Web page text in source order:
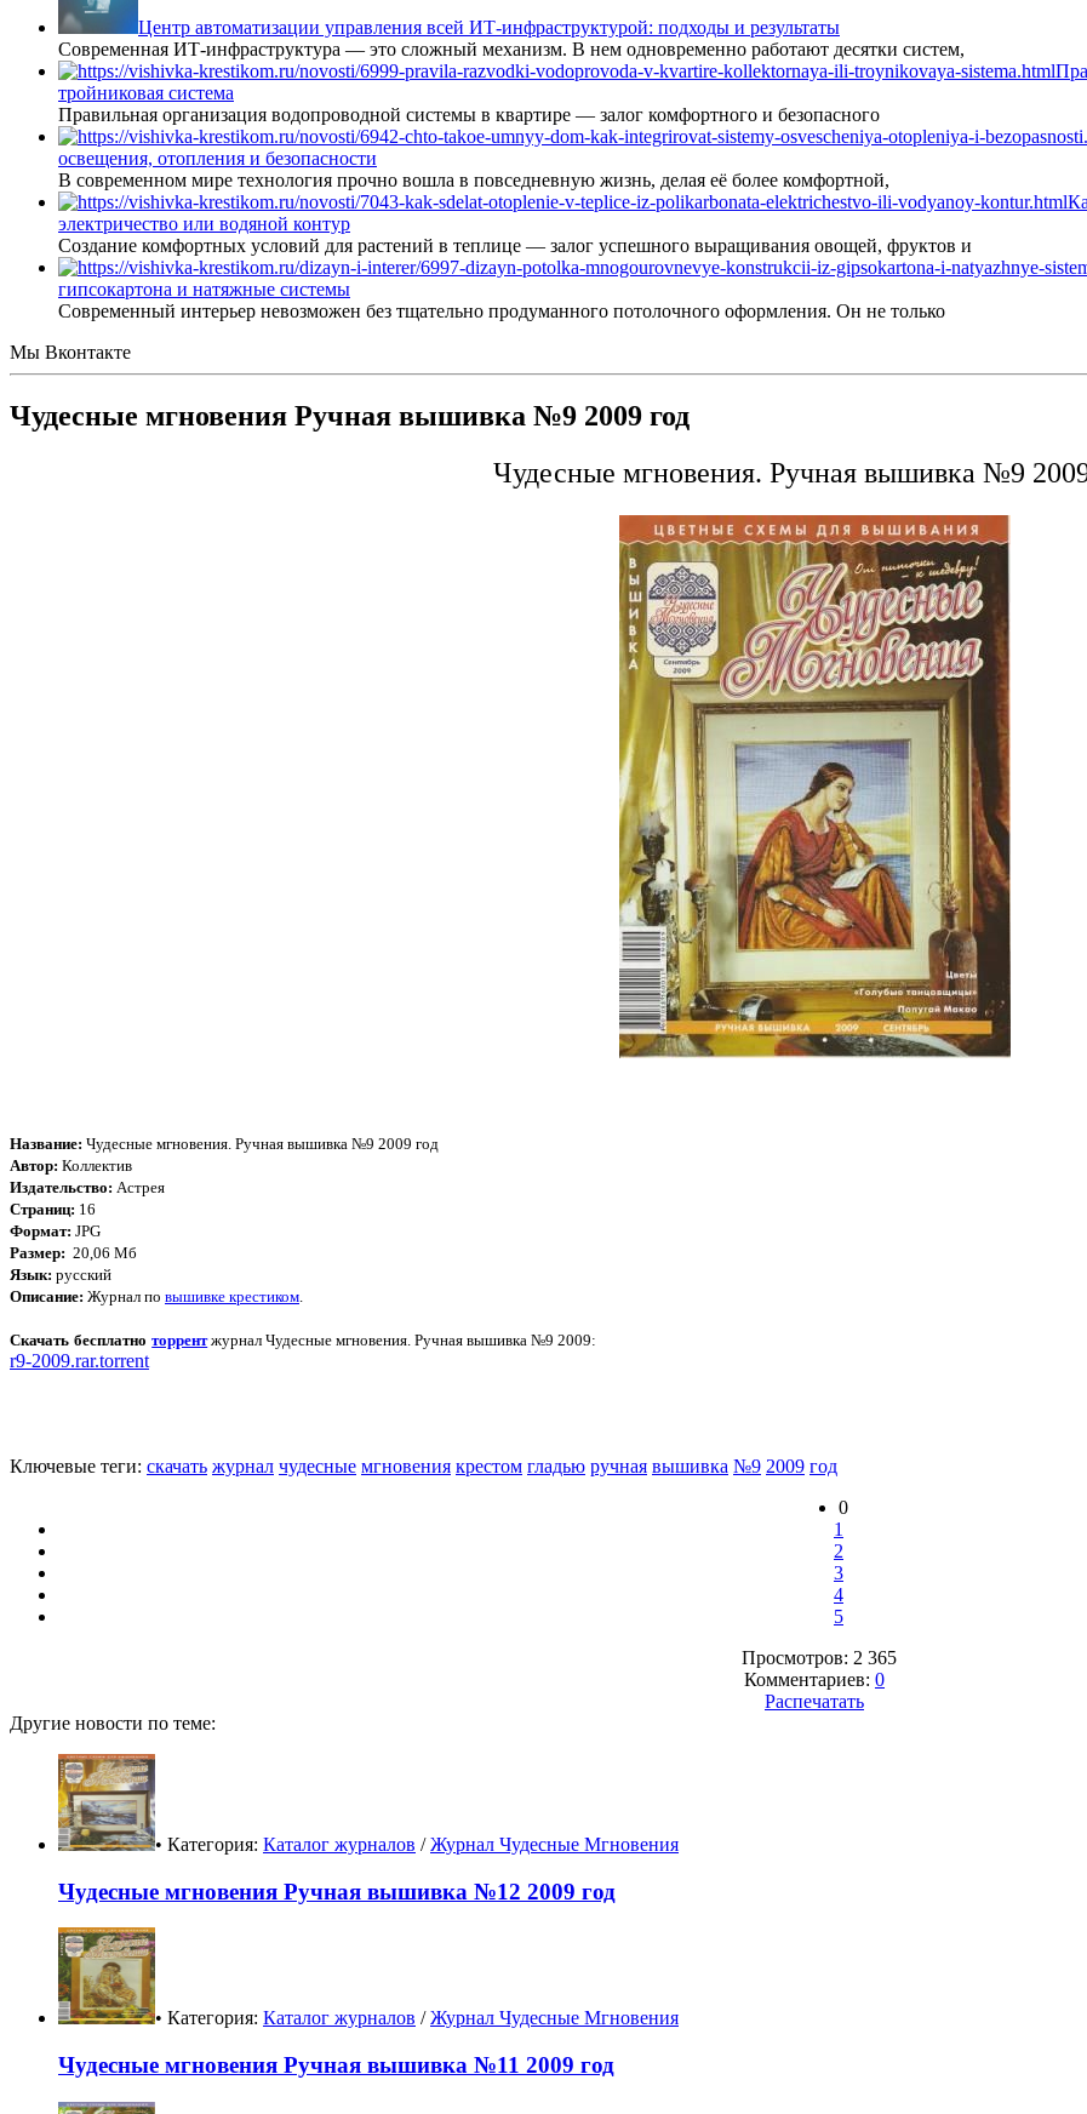
Центр автоматизации управления всей ИТ-инфраструктурой: подходы и результаты
Современная ИТ-инфраструктура — это сложный механизм. В нем одновременно работают десятки систем,
тройниковая система
Правильная организация водопроводной системы в квартире — залог комфортного и безопасного
освещения, отопления и безопасности
В современном мире технология прочно вошла в повседневную жизнь, делая её более комфортной,
электричество или водяной контур
Создание комфортных условий для растений в теплице — залог успешного выращивания овощей, фруктов и
гипсокартона и натяжные системы
Современный интерьер невозможен без тщательно продуманного потолочного оформления. Он не только
Мы Вконтакте
Чудесные мгновения Ручная вышивка №9 2009 год
Чудесные мгновения. Ручная вышивка №9
Название: Чудесные мгновения. Ручная вышивка №9 2009 год
Автор: Коллектив
Издательство: Астрея
Страниц: 16
Формат: JPG
Размер: 20,06 Мб
Язык: русский
Описание: Журнал по вышивке крестиком
Скачать бесплатноторрентжурнал Чудесные мгновения. Ручная вышивка №9 2009:
r9-2009.rar.torrent
Ключевые теги: скачать журнал чудесные мгновения крестом гладью ручная вышивка №9 2009 год
0
1
2
3
4
5
Просмотров: 2 365
Комментариев: 0
Распечатать
Другие новости по теме:
• Категория: Каталог журналов /Журнал Чудесные Мгновения
Чудесные мгновения Ручная вышивка №12 2009 год
• Категория: Каталог журналов /Журнал Чудесные Мгновения
Чудесные мгновения Ручная вышивка №11 2009 год